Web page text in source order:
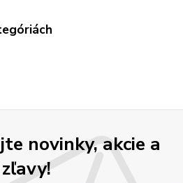
novinky, akcie a
zľavy!